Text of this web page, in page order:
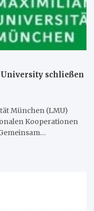
schließen
München (LMU)
Kooperationen